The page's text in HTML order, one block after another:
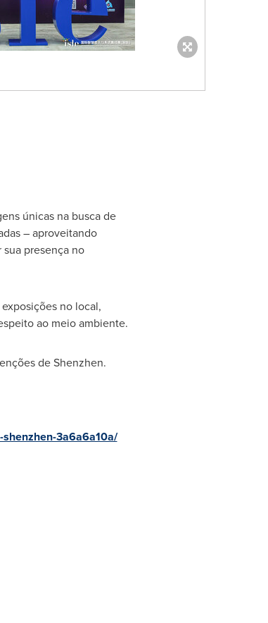
únicas na busca de
– aproveitando
presença no
no local,
ao meio ambiente.
deShenzhen.
3a6a6a10a/